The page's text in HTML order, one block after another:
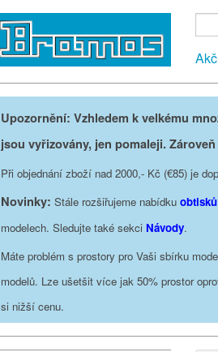
Upozornění: Vzhledem k velkému
jsou vyřizovány, jen pomaleji.
Při objednání zboží nad 2000,- Kč (€85) je
Novinky: Stále rozšiřujeme nabídku obtisků
modelech. Sledujte také sekci Návody.
Máte problém s prostory pro Vaši sbírku
modelů. Lze ušetšit více jak 50% prostor
si nižší cenu.